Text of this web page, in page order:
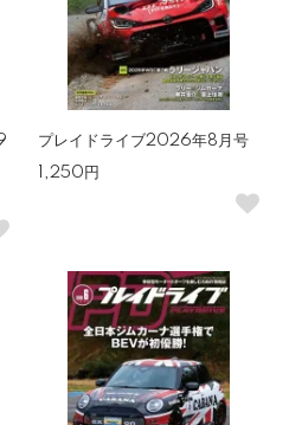
プレイドライブ2026年8月号
1,250円